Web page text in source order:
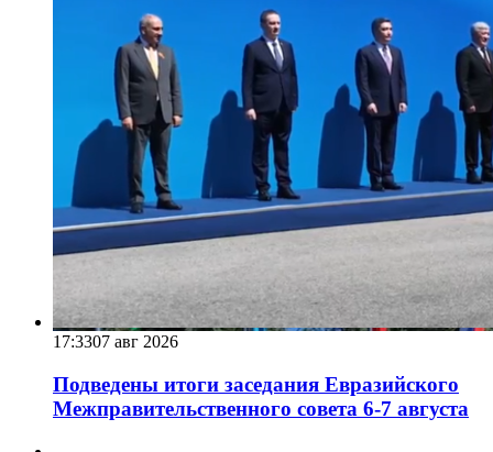
17:3307 авг 2026
Подведены итоги заседания Евразийского
Межправительственного совета 6-7 августа